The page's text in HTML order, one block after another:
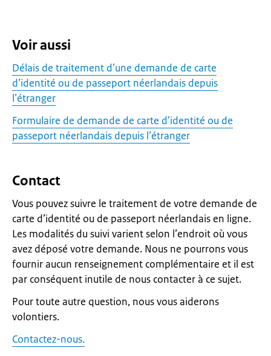
Voir aussi
Délais de traitement d’une demande de carte
d’identité ou de passeport néerlandais depuis
l’étranger
Formulaire de demande de carte d’identité ou de
passeport néerlandais depuis l’étranger
Contact
Vous pouvez suivre le traitement de votre demande de
carte d’identité ou de passeport néerlandais en ligne.
Les modalités du suivi varient selon l’endroit où vous
avez déposé votre demande. Nous ne pourrons vous
fournir aucun renseignement complémentaire et il est
par conséquent inutile de nous contacter à ce sujet.
Pour toute autre question, nous vous aiderons
volontiers.
Contactez-nous.